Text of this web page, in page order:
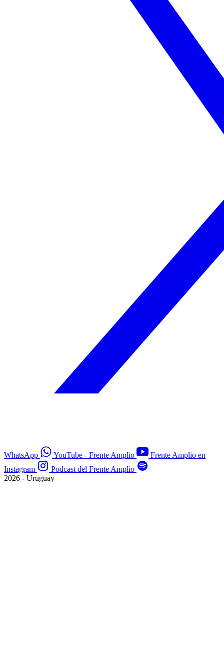
WhatsApp YouTube - Frente Amplio
Frente Amplio en
Instagram
Podcast del Frente Amplio
2026 - Uruguay